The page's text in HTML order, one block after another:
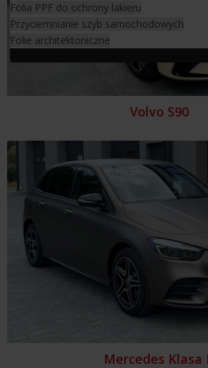
Folia PPF do ochrony lakieru
Przyciemnianie szyb samochodowych
Folie architektoniczne
Volvo S90
Mercedes Klasa